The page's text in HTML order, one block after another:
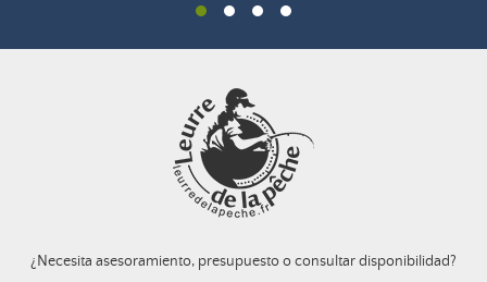
¿Necesita asesoramiento, presupuesto o consultar disponibilidad?